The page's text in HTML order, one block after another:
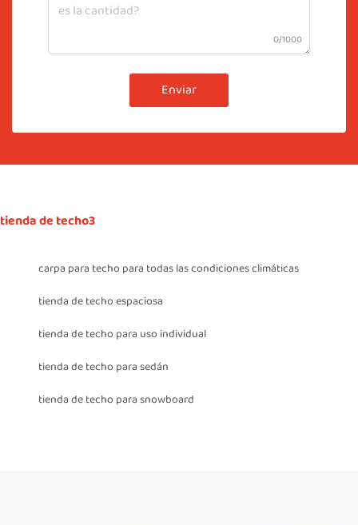
0/1000
Enviar
tienda de techo3
carpa para techo para todas las condiciones climáticas
tienda de techo espaciosa
tienda de techo para uso individual
tienda de techo para sedán
tienda de techo para snowboard